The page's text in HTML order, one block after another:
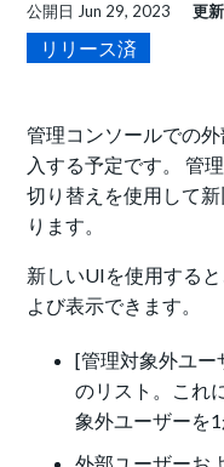
公開日 Jun 29, 2023 更
リリース済
管理コンソールでの
入する予定です。 管
切り替えを使用して
ります。
新しいUIを使用する
よび表示できます。
[管理対象外ユー
のリスト。これ
象外ユーザーを1